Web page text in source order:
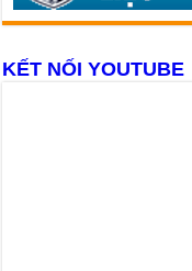
KẾT NỐI YOUTUBE